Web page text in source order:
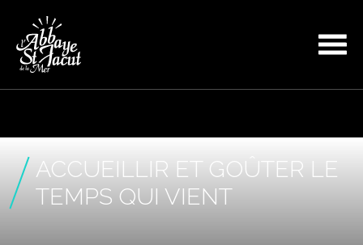
ACCUEILLIR ET GOÛTER LE
TEMPS QUI VIENT